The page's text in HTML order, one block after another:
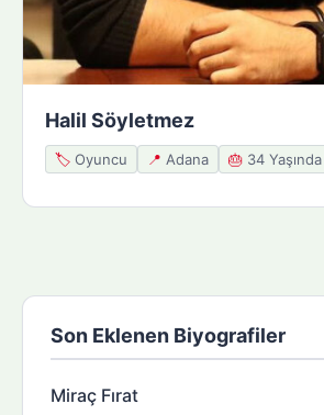
Halil Söyletmez
🏷️ Oyuncu 📍 Adana 🎂 34 Yaşında
Son Eklenen Biyografiler
Miraç Fırat